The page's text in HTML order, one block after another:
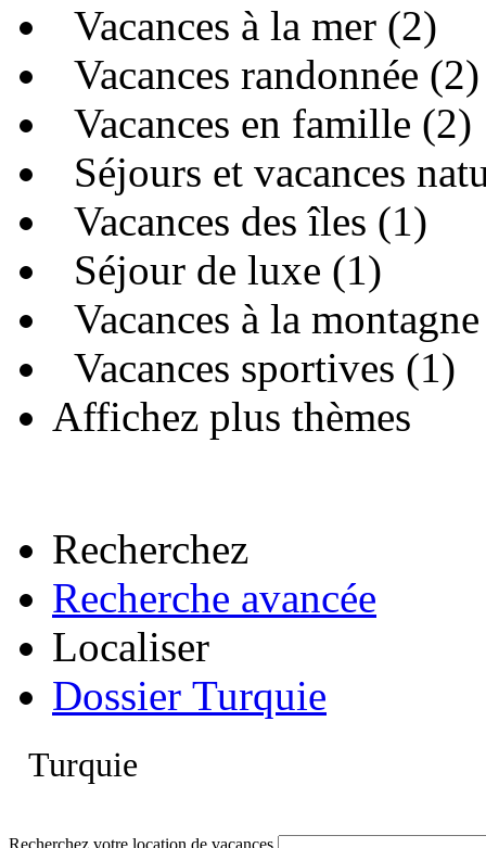
Vacances à la mer (2)
Vacances randonnée (2)
Vacances en famille (2)
Séjours et vacances
Vacances des îles (1)
Séjour de luxe (1)
Vacances à la
Vacances sportives (1)
Affichez plus thèmes
Recherchez
Recherche avancée
Localiser
Dossier Turquie
Turquie
Recherchez votre location de vacances